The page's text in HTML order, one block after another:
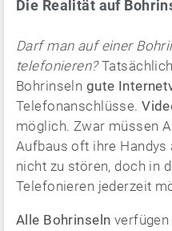
Die Realität auf
Darf man auf einer
telefonieren?
Bohrinseln gute
Telefonanschlüsse.
möglich. Zwar müssen
Aufbaus oft ihre Handys
nicht zu stören, doch in
Telefonieren jederzeit
Alle Bohrinseln verfügen